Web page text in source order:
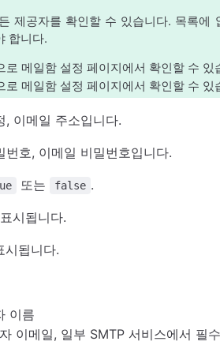
제공자를 확인할 수 있습니다. 목록에
합니다.
로 메일함 설정 페이지에서 확인할 수 있
로 메일함 설정 페이지에서 확인할 수 있
, 이메일 주소입니다.
호, 이메일 비밀번호입니다.
또는 false .
시됩니다.
시됩니다.
이름
이메일, 일부 SMTP 서비스에서 필